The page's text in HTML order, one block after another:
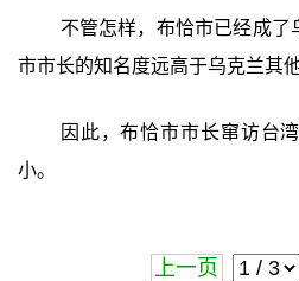
不管怎样，布恰市已经成了
市市长的知名度远高于乌克兰其
因此，布恰市市长窜访台
小。
上一页